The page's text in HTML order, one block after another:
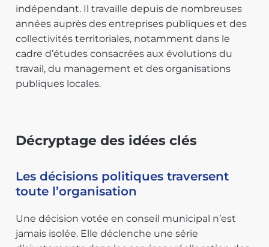
indépendant. Il travaille depuis de nombreuses
années auprès des entreprises publiques et des
collectivités territoriales, notamment dans le
cadre d’études consacrées aux évolutions du
travail, du management et des organisations
publiques locales.
Décryptage des idées clés
Les décisions politiques traversent
toute l’organisation
Une décision votée en conseil municipal n’est
jamais isolée. Elle déclenche une série